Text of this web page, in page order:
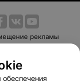
рекламы
оплаты